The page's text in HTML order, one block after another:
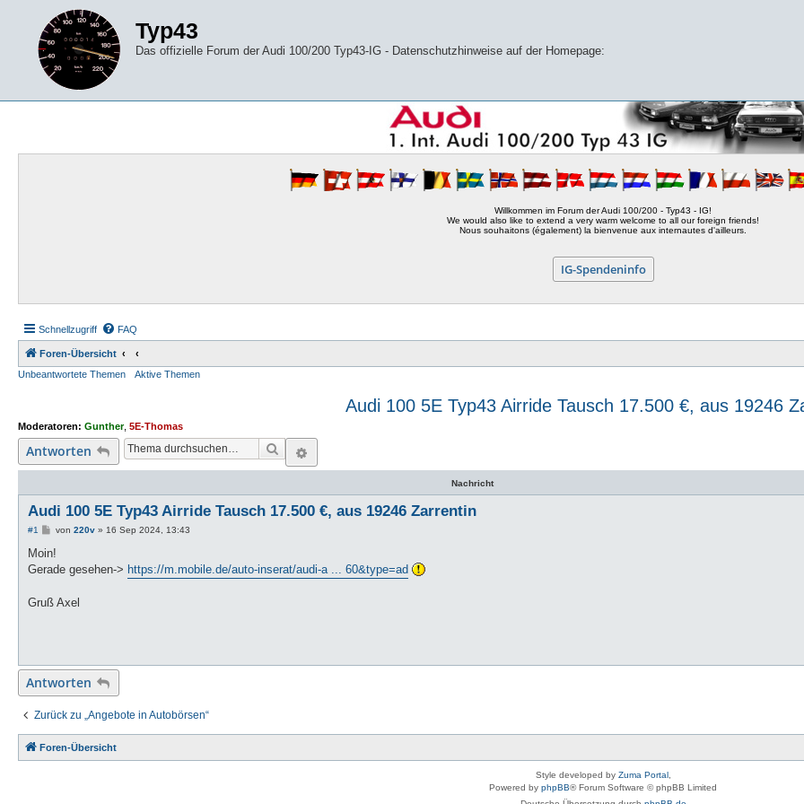
Typ43
Das offizielle Forum der Audi 100/200 Typ43-IG - Datenschutzhinweise auf der Homepage:
Willkommen im Forum der Audi 100/200 - Typ43 - IG!
We would also like to extend a very warm welcome to all our foreign friends!
Nous souhaitons (également) la bienvenue aux internautes d'ailleurs.
IG-Spendeninfo
Schnellzugriff FAQ
Foren-Übersicht
Unbeantwortete Themen
Aktive Themen
Audi 100 5E Typ43 Airride Tausch 17.500 €, aus 19246
Moderatoren: Gunther, 5E-Thomas
Antworten Suche
Nachricht
Audi 100 5E Typ43 Airride Tausch 17.500 €, aus 19246 Zarrentin
#1
B
i
r
von 220v» 16 Sep 2024, 13:43
Moin!
Gerade gesehen-> https://m.mobile.de/auto-inserat/audi-a ... 60&type=ad
Gruß Axel
Antworten
Zurück zu „Angebote in Autobörsen“
Foren-Übersicht
Style developed by Zuma Portal,
Powered by phpBB® Forum Software © phpBB Limited